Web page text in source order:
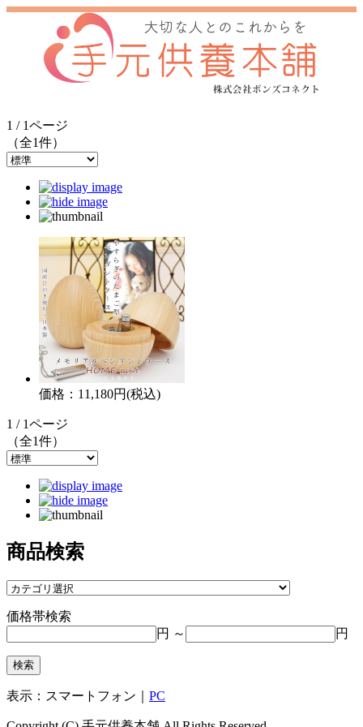
1 / 1ページ
（全1件）
価格：11,180円(税込)
1 / 1ページ
（全1件）
商品検索
価格帯検索
円 ～
円
表示：スマートフォン｜ PC